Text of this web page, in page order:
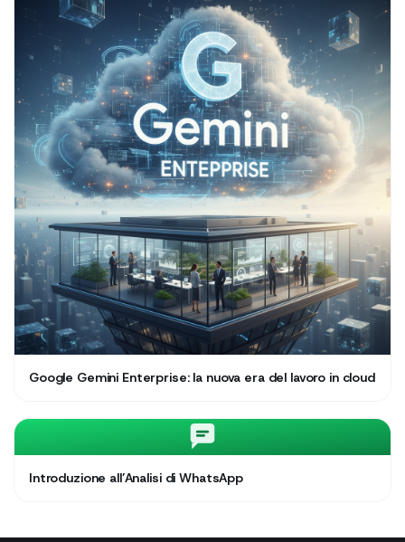
Google Gemini Enterprise: la nuova era del lavoro in cloud
Introduzione all’Analisi di WhatsApp